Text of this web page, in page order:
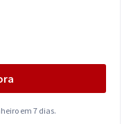
em 7 dias.